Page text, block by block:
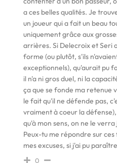
a ces belles qualités. Je
un joueur qui a fait un beau
uniquement grâce aux
arrières. Si Delecroix et Seri
forme (ou plutôt, s'ils
exceptionnels), qu'aurait pu
il n'a ni gros duel, ni la
ça que se fonde ma retenue
le fait qu'il ne défende pas,
vraiment à coeur la
qu'à mon sens, on ne le
Peux-tu me répondre sur
mes excuses, si j'ai pu
0